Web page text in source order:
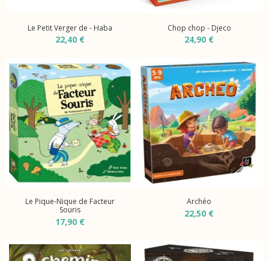
Le Petit Verger de - Haba
22,40 €
Chop chop - Djeco
24,90 €
Le Pique-Nique de Facteur
Souris
17,90 €
Archéo
22,50 €